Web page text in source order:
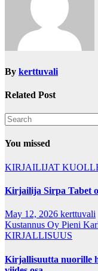
By kerttuvali
Related Post
You missed
KIRJAILIJAT
Kirjailija Sirpa Tabet
May 12, 2026 kerttuvali
Kustannus Oy Pieni
KIRJALLISUUS
Kirjallisuutta nuorille